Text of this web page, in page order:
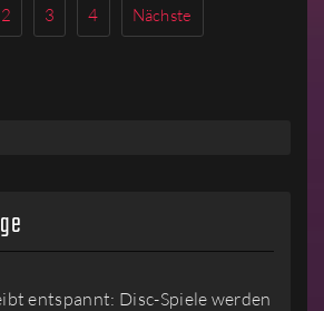
2 3 4 Nächste
entspannt: Disc-Spiele werden